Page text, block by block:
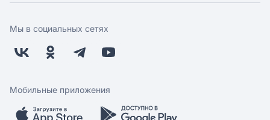
Поставщикам
Заводчикам
Обратная связь
Оплата
Бонусная программа
Скидки и акции
Мобильное приложение
Мы в социальных сетях
Мобильные приложения